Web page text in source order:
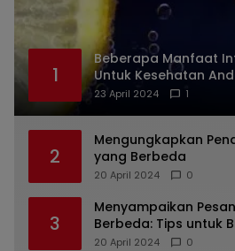
1
Beberapa Manfaat
Untuk Kesehatan
23 April 2024 1
2
Mengungkapkan
yang Berbeda
20 April 2024 0
3
Menyampaikan
Berbeda: Tips untuk
dan Unik
20 April 2024 0